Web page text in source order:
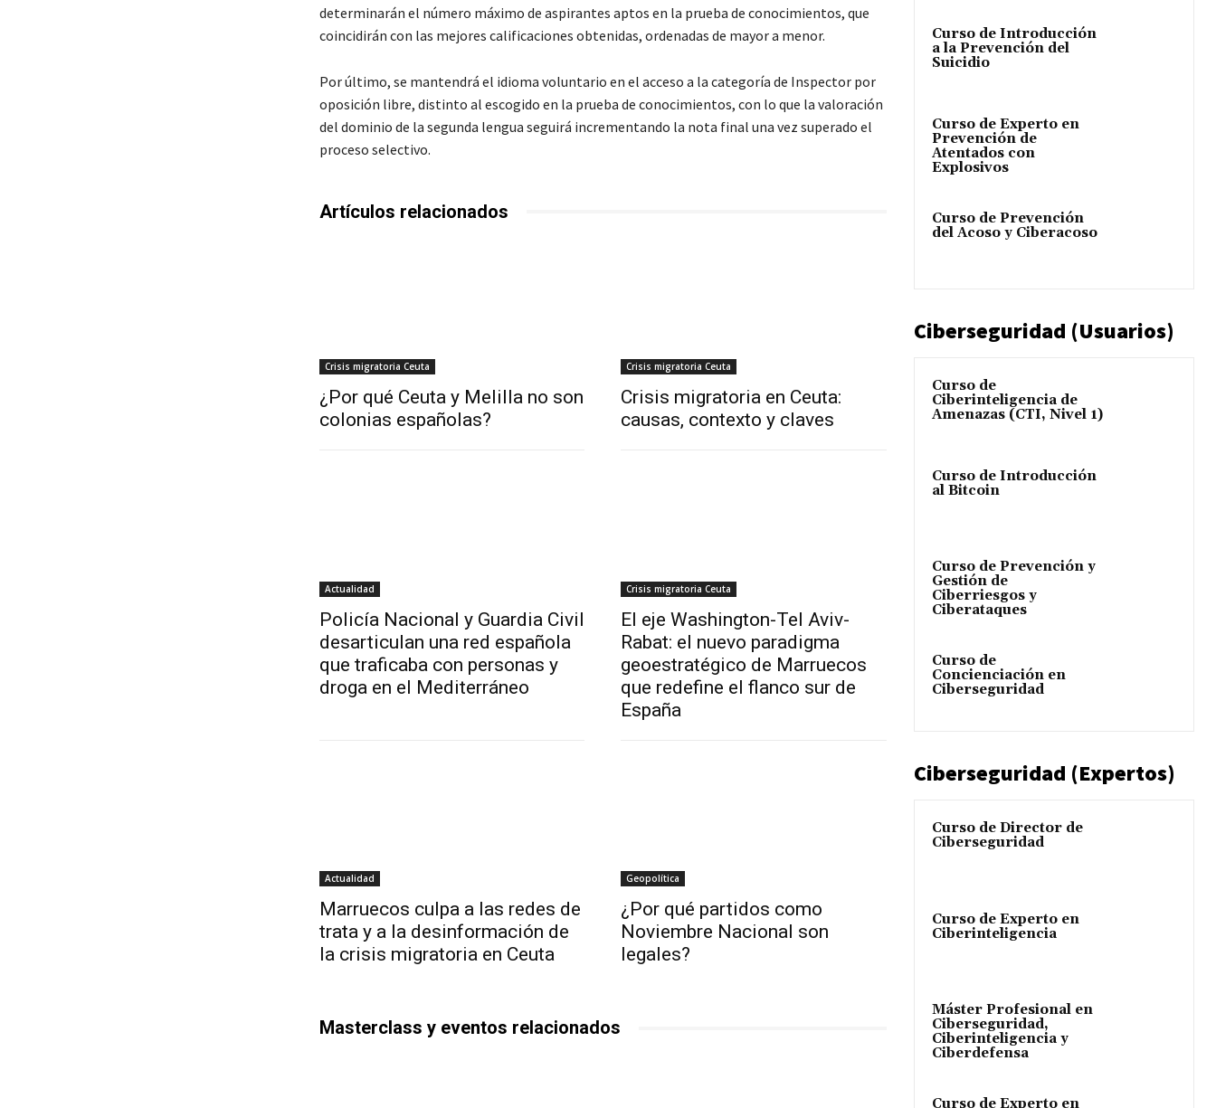
determinarán el número máximo de aspirantes aptos en la prueba de conocimientos, que
coincidirán con las mejores calificaciones obtenidas, ordenadas de mayor a menor.
Por último, se mantendrá el idioma voluntario en el acceso a la categoría de Inspector por
oposición libre, distinto al escogido en la prueba de conocimientos, con lo que la valoración
del dominio de la segunda lengua seguirá incrementando la nota final una vez superado el
proceso selectivo.
Artículos relacionados
Crisis migratoria Ceuta
¿Por qué Ceuta y Melilla no son
colonias españolas?
Crisis migratoria Ceuta
Crisis migratoria en Ceuta:
causas, contexto y claves
Actualidad
Policía Nacional y Guardia Civil
desarticulan una red española
que traficaba con personas y
droga en el Mediterráneo
Crisis migratoria Ceuta
El eje Washington-Tel Aviv-
Rabat: el nuevo paradigma
geoestratégico de Marruecos
que redefine el flanco sur de
España
Actualidad
Marruecos culpa a las redes de
trata y a la desinformación de
la crisis migratoria en Ceuta
Geopolítica
¿Por qué partidos como
Noviembre Nacional son
legales?
Masterclass y eventos relacionados
Curso de Introducción
a la Prevención del
Suicidio
Curso de Experto en
Prevención de
Atentados con
Explosivos
Curso de Prevención
del Acoso y Ciberacoso
Ciberseguridad (Usuarios)
Curso de
Ciberinteligencia de
Amenazas (CTI, Nivel 1)
Curso de Introducción
al Bitcoin
Curso de Prevención y
Gestión de
Ciberriesgos y
Ciberataques
Curso de
Concienciación en
Ciberseguridad
Ciberseguridad (Expertos)
Curso de Director de
Ciberseguridad
Curso de Experto en
Ciberinteligencia
Máster Profesional en
Ciberseguridad,
Ciberinteligencia y
Ciberdefensa
Curso de Experto en